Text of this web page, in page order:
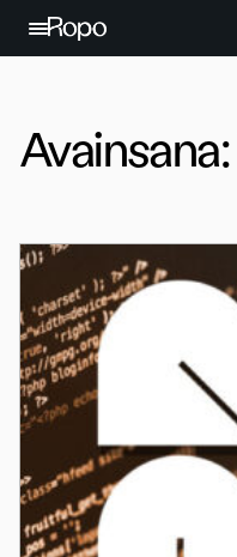
Jatka sisältöön
Avainsana: